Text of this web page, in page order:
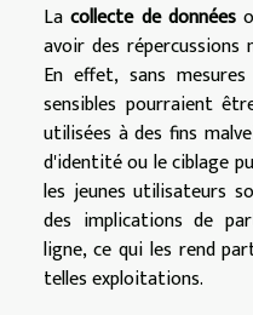
Lacollecte de données
avoir des
En effet, sans
sensibles pourraient
utilisées à des fins
d'identité ou le ciblage
les jeunes utilisateurs
des implications de
ligne, ce qui les rend
telles exploitations.